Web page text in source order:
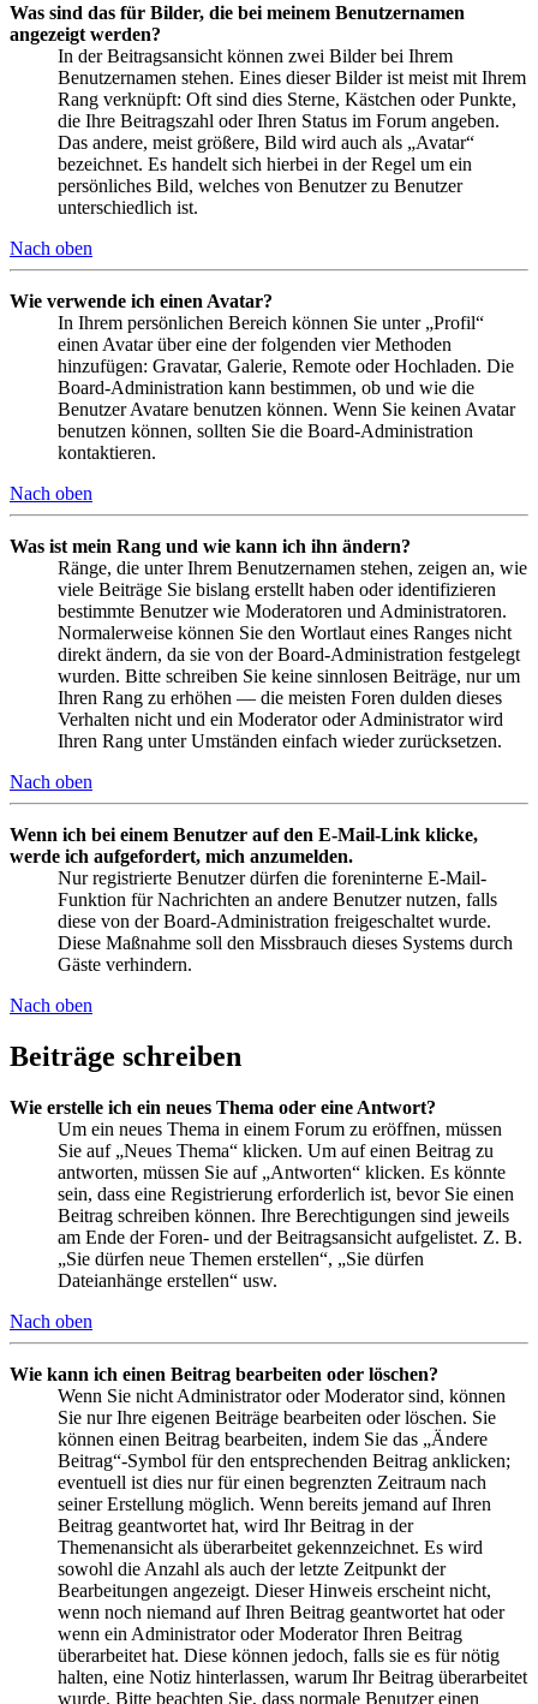
Was sind das für Bilder, die bei meinem Benutzernamen
angezeigt werden?
In der Beitragsansicht können zwei Bilder bei Ihrem
Benutzernamen stehen. Eines dieser Bilder ist meist mit Ihrem
Rang verknüpft: Oft sind dies Sterne, Kästchen oder Punkte,
die Ihre Beitragszahl oder Ihren Status im Forum angeben.
Das andere, meist größere, Bild wird auch als „Avatar“
bezeichnet. Es handelt sich hierbei in der Regel um ein
persönliches Bild, welches von Benutzer zu Benutzer
unterschiedlich ist.
Nach oben
Wie verwende ich einen Avatar?
In Ihrem persönlichen Bereich können Sie unter „Profil“
einen Avatar über eine der folgenden vier Methoden
hinzufügen: Gravatar, Galerie, Remote oder Hochladen. Die
Board-Administration kann bestimmen, ob und wie die
Benutzer Avatare benutzen können. Wenn Sie keinen Avatar
benutzen können, sollten Sie die Board-Administration
kontaktieren.
Nach oben
Was ist mein Rang und wie kann ich ihn ändern?
Ränge, die unter Ihrem Benutzernamen stehen, zeigen an, wie
viele Beiträge Sie bislang erstellt haben oder identifizieren
bestimmte Benutzer wie Moderatoren und Administratoren.
Normalerweise können Sie den Wortlaut eines Ranges nicht
direkt ändern, da sie von der Board-Administration festgelegt
wurden. Bitte schreiben Sie keine sinnlosen Beiträge, nur um
Ihren Rang zu erhöhen — die meisten Foren dulden dieses
Verhalten nicht und ein Moderator oder Administrator wird
Ihren Rang unter Umständen einfach wieder zurücksetzen.
Nach oben
Wenn ich bei einem Benutzer auf den E-Mail-Link klicke,
werde ich aufgefordert, mich anzumelden.
Nur registrierte Benutzer dürfen die foreninterne E-Mail-
Funktion für Nachrichten an andere Benutzer nutzen, falls
diese von der Board-Administration freigeschaltet wurde.
Diese Maßnahme soll den Missbrauch dieses Systems durch
Gäste verhindern.
Nach oben
Beiträge schreiben
Wie erstelle ich ein neues Thema oder eine Antwort?
Um ein neues Thema in einem Forum zu eröffnen, müssen
Sie auf „Neues Thema“ klicken. Um auf einen Beitrag zu
antworten, müssen Sie auf „Antworten“ klicken. Es könnte
sein, dass eine Registrierung erforderlich ist, bevor Sie einen
Beitrag schreiben können. Ihre Berechtigungen sind jeweils
am Ende der Foren- und der Beitragsansicht aufgelistet. Z. B.
„Sie dürfen neue Themen erstellen“, „Sie dürfen
Dateianhänge erstellen“ usw.
Nach oben
Wie kann ich einen Beitrag bearbeiten oder löschen?
Wenn Sie nicht Administrator oder Moderator sind, können
Sie nur Ihre eigenen Beiträge bearbeiten oder löschen. Sie
können einen Beitrag bearbeiten, indem Sie das „Ändere
Beitrag“-Symbol für den entsprechenden Beitrag anklicken;
eventuell ist dies nur für einen begrenzten Zeitraum nach
seiner Erstellung möglich. Wenn bereits jemand auf Ihren
Beitrag geantwortet hat, wird Ihr Beitrag in der
Themenansicht als überarbeitet gekennzeichnet. Es wird
sowohl die Anzahl als auch der letzte Zeitpunkt der
Bearbeitungen angezeigt. Dieser Hinweis erscheint nicht,
wenn noch niemand auf Ihren Beitrag geantwortet hat oder
wenn ein Administrator oder Moderator Ihren Beitrag
überarbeitet hat. Diese können jedoch, falls sie es für nötig
halten, eine Notiz hinterlassen, warum Ihr Beitrag überarbeitet
wurde. Bitte beachten Sie, dass normale Benutzer einen